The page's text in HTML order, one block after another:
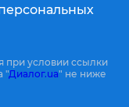
при условии ссылки
"Диалог.ua" не ниже